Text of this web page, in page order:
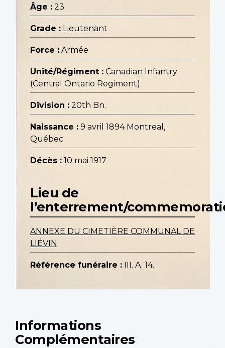
Âge : 23
Grade : Lieutenant
Force : Armée
Unité/Régiment : Canadian Infantry
(Central Ontario Regiment)
Division : 20th Bn.
Naissance : 9 avril 1894 Montreal,
Québec
Décès : 10 mai 1917
Lieu de
l’enterrement/
ANNEXE DU CIMETIÈRE COMMUNAL DE
LIÉVIN
Référence funéraire : III. A. 14.
Informations
Complémentaires